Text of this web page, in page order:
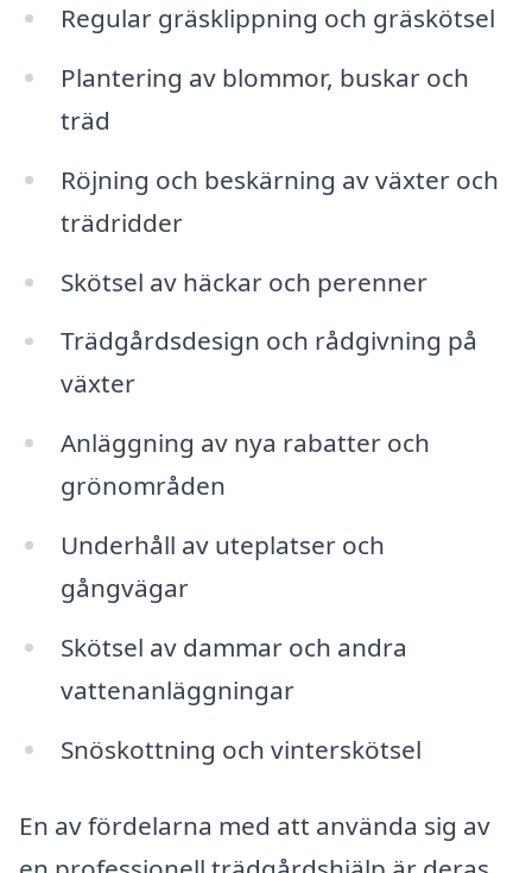
Regular gräsklippning och gräskötsel
Plantering av blommor, buskar och
träd
Röjning och beskärning av växter och
trädridder
Skötsel av häckar och perenner
Trädgårdsdesign och rådgivning på
växter
Anläggning av nya rabatter och
grönområden
Underhåll av uteplatser och
gångvägar
Skötsel av dammar och andra
vattenanläggningar
Snöskottning och vinterskötsel
En av fördelarna med att använda sig av